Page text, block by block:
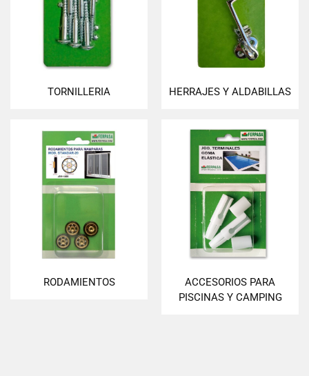
TORNILLERIA HERRAJES Y ALDABILLAS
RODAMIENTOS
ACCESORIOS PARA
PISCINAS Y CAMPING